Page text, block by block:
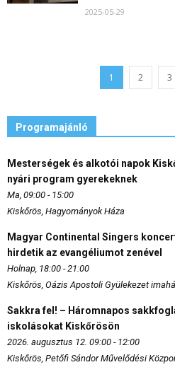
2025-05-29
1 2 3
Programajánló
Mesterségek és alkotói napok
nyári program gyerekeknek
Ma, 09:00 - 15:00
Kiskőrös, Hagyományok Háza
Magyar Continental Singers
hirdetik az evangéliumot zenével
Holnap, 18:00 - 21:00
Kiskőrös, Oázis Apostoli Gyülekezet
Sakkra fel! – Háromnapos
iskolásokat Kiskőrösön
2026. augusztus 12. 09:00 - 12:00
Kiskőrös, Petőfi Sándor Művelődési